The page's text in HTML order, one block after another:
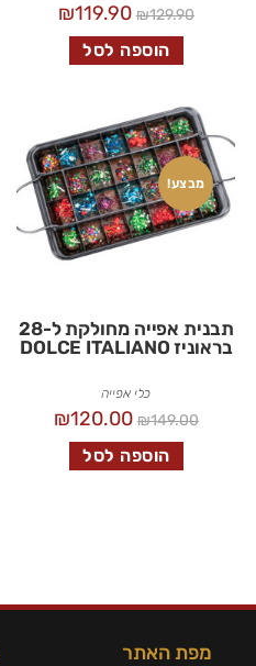
₪129.90
₪119.90
הוספה לסל
מבצע!
תבנית אפייה מחולקת ל-28
בראוניז DOLCE ITALIANO
כלי אפייה
₪149.00
₪120.00
הוספה לסל
מפת האתר